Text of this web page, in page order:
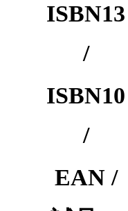
ISBN13
/
ISBN10
/
EAN /